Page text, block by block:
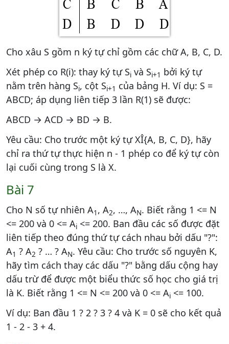
Cho xâu S gồm n ký tự chỉ gồm các chữ A, B, C, D.
Xét phép co R(i): thay ký tự Si và Si+1 bởi ký tự
nằm trên hàng Si, cột Si+1 của bảng H. Ví dụ: S =
ABCD; áp dụng liên tiếp 3 lần R(1) sẽ được:
ABCD → ACD → BD → B.
Yêu cầu: Cho trước một ký tự XÎ{A, B, C, D}, hãy
chỉ ra thứ tự thực hiện n - 1 phép co để ký tự còn
lại cuối cùng trong S là X.
Bài 7
Cho N số tự nhiên A1 , A2, …, AN. Biết rằng 1 <= N
<= 200 và 0 <= Ai <= 200. Ban đầu các số được đặt
liên tiếp theo đúng thứ tự cách nhau bởi dấu "?":
A1 ? A2 ? … ? AN. Yêu cầu: Cho trước số nguyên K,
hãy tìm cách thay các dấu "?" bằng dấu cộng hay
dấu trừ để được một biểu thức số học cho giá trị
là K. Biết rằng 1 <= N <= 200 và 0 <= Ai <= 100.
Ví dụ: Ban đầu 1 ? 2 ? 3 ? 4 và K = 0 sẽ cho kết quả
1 - 2 - 3 + 4.